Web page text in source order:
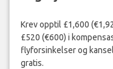
Krev opptil £1,600
£520 (€600) i
flyforsinkelser og
gratis.